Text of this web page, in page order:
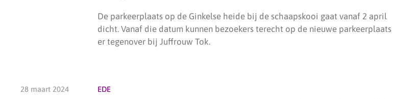
De parkeerplaats op de Ginkelse heide bij de schaapskooi gaat vanaf 2 april
dicht. Vanaf die datum kunnen bezoekers terecht op de nieuwe parkeerplaats
er tegenover bij Juffrouw Tok.
28 maart 2024 EDE